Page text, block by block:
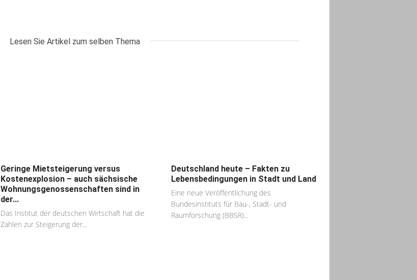
Lesen Sie Artikel zum selben Thema
Geringe Mietsteigerung versus
Kostenexplosion – auch sächsische
Wohnungsgenossenschaften sind in
der...
Das Institut der deutschen Wirtschaft hat die
Zahlen zur Steigerung der...
Deutschland heute – Fakten zu
Lebensbedingungen in Stadt und Land
Eine neue Veröffentlichung des
Bundesinstituts für Bau-, Stadt- und
Raumforschung (BBSR)...